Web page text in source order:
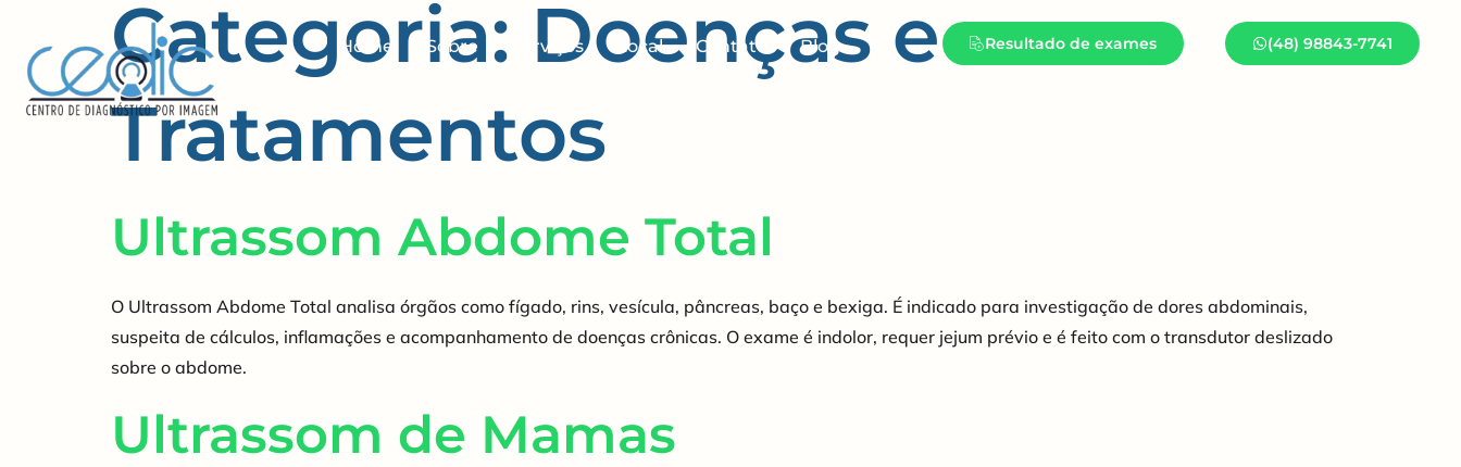
Home Sobre Serviços Local Contato Blog Resultado de exames (48) 98843-7741
Categoria: Doenças e
Tratamentos
Ultrassom Abdome Total
O Ultrassom Abdome Total analisa órgãos como fígado, rins, vesícula, pâncreas, baço e bexiga. É indicado para investigação de dores abdominais,
suspeita de cálculos, inflamações e acompanhamento de doenças crônicas. O exame é indolor, requer jejum prévio e é feito com o transdutor deslizado
sobre o abdome.
Ultrassom de Mamas